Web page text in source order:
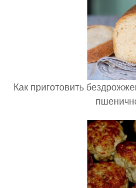
Как приготовить